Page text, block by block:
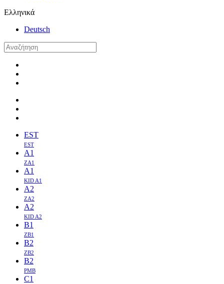
Ελληνικά
Deutsch
EST
EST
A1
ZA1
A1
KID A1
A2
ZA2
A2
KID A2
B1
ZB1
B2
ZB2
B2
PMB
C1